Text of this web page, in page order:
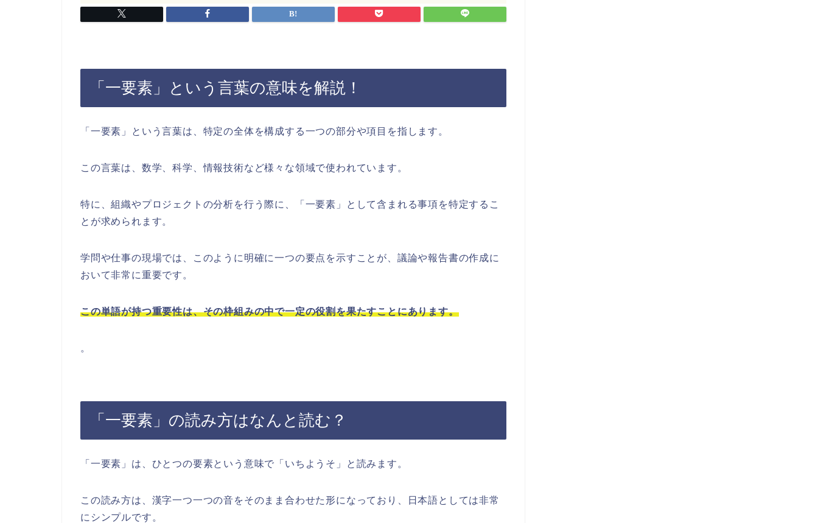
「一要素」という言葉の意味を解説！
「一要素」という言葉は、特定の全体を構成する一つの部分や項目を指します。
この言葉は、数学、科学、情報技術など様々な領域で使われています。
特に、組織やプロジェクトの分析を行う際に、「一要素」として含まれる事項を特定するこ
とが求められます。
学問や仕事の現場では、このように明確に一つの要点を示すことが、議論や報告書の作成に
おいて非常に重要です。
この単語が持つ重要性は、その枠組みの中で一定の役割を果たすことにあります。
。
「一要素」の読み方はなんと読む？
「一要素」は、ひとつの要素という意味で「いちようそ」と読みます。
この読み方は、漢字一つ一つの音をそのまま合わせた形になっており、日本語としては非常
にシンプルです。